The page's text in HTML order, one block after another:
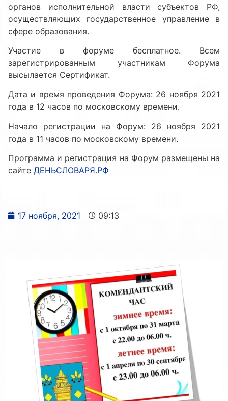
органов исполнительной власти субъектов РФ,
осуществляющих государственное управление в
сфере образования.
Участие в форуме бесплатное. Всем
зарегистрированным участникам Форума
высылается Сертификат.
Дата и время проведения Форума: 26 ноября 2021
года в 12 часов по московскому времени.
Начало регистрации на Форум: 26 ноября 2021
года в 11 часов по московскому времени.
Программа и регистрация на Форум размещены на
сайте ДЕНЬСЛОВАРЯ.РФ
17 ноября, 2021 09:13